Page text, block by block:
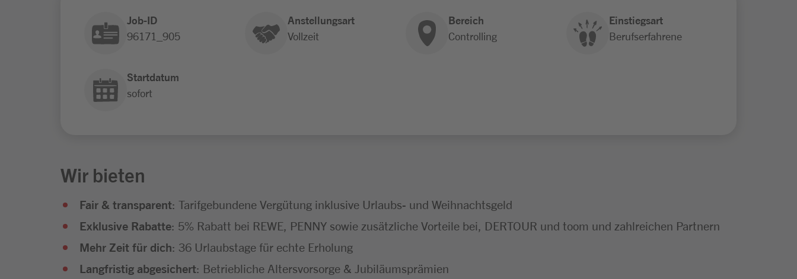
Job-ID
96171_905
Anstellungsart
Vollzeit
Bereich
Controlling
Einstiegsart
Berufserfahrene
Startdatum
sofort
Wir bieten
Fair & transparent: Tarifgebundene Vergütung inklusive Urlaubs- und Weihnachtsgeld
Exklusive Rabatte: 5% Rabatt bei REWE, PENNY sowie zusätzliche Vorteile bei, DERTOUR und toom und zahlreichen Partnern
Mehr Zeit für dich: 36 Urlaubstage für echte Erholung
Langfristig abgesichert: Betriebliche Altersvorsorge & Jubiläumsprämien